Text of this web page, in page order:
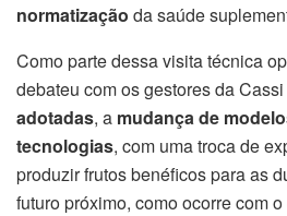
normatização da saúde
Como parte dessa visita técnica
debateu com os gestores da
adotadas, a mudança de
tecnologias, com uma troca de
produzir frutos benéficos para as
futuro próximo, como ocorre com o